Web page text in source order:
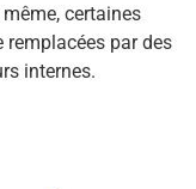
certaines
remplacées par des
internes.